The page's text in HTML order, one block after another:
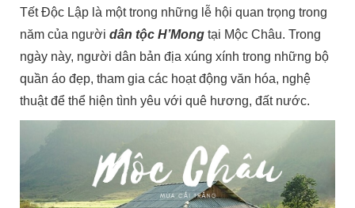
Tết Độc Lập là một trong những lễ hội quan trọng trong
năm của ngườidân tộc H’Mong tại Mộc Châu. Trong
ngày này, người dân bản địa xúng xính trong những bộ
quần áo đẹp, tham gia các hoạt động văn hóa, nghệ
thuật để thể hiện tình yêu với quê hương, đất nước.